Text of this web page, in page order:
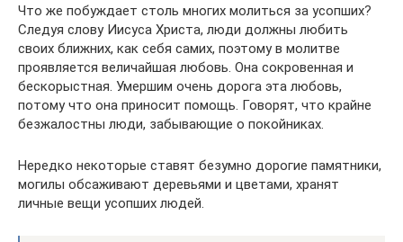
Что же побуждает столь многих молиться за усопших?
Следуя слову Иисуса Христа, люди должны любить
своих ближних, как себя самих, поэтому в молитве
проявляется величайшая любовь. Она сокровенная и
бескорыстная. Умершим очень дорога эта любовь,
потому что она приносит помощь. Говорят, что крайне
безжалостны люди, забывающие о покойниках.
Нередко некоторые ставят безумно дорогие памятники,
могилы обсаживают деревьями и цветами, хранят
личные вещи усопших людей.